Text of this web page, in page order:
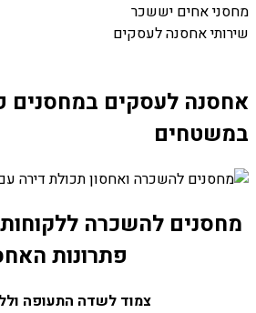
מחסני אחים יששכר
שירותי אחסנה לעסקים
אחסנה לעסקים במחסנים
במשטחים
מחסנים להשכרה
פתרונות
צמוד לשדה התעופה וללהב